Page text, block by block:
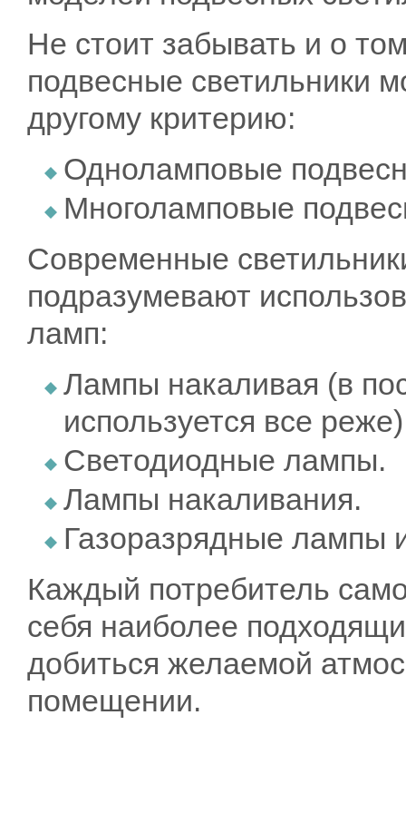
Не стоит забывать и о
подвесные светильники
другому критерию:
Одноламповые
Многоламповые
Современные
подразумевают
ламп:
Лампы накаливая (в
используется все
Светодиодные лампы.
Лампы накаливания.
Газоразрядные лампы
Каждый потребитель
себя наиболее
добиться желаемой
помещении.